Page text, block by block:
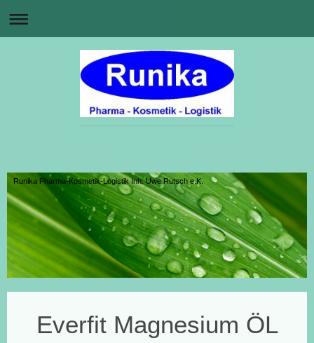
Runika Pharma-Kosmetik-Logistik Inh. Uwe Rutsch e.K.
Everfit Magnesium ÖL